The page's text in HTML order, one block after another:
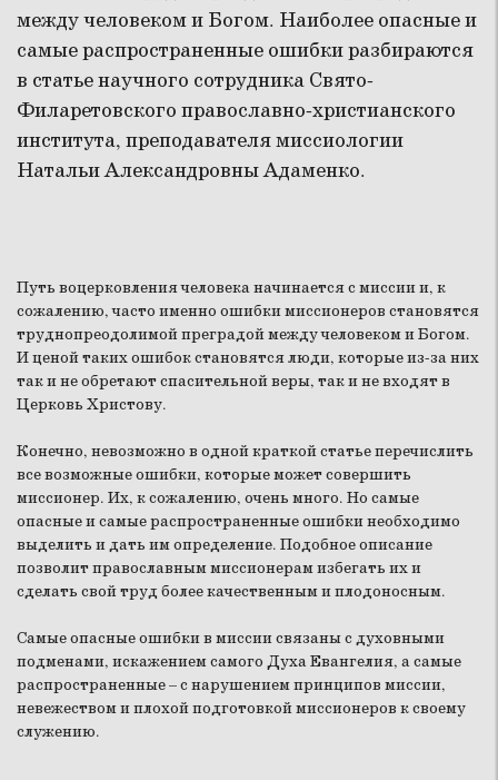
между человеком и Богом. Наиболее опасные и
самые распространенные ошибки разбираются
в статье научного сотрудника Свято-
Филаретовского православно-христианского
института, преподавателя миссиологии
Натальи Александровны Адаменко.
Путь воцерковления человека начинается с миссии и, к
сожалению, часто именно ошибки миссионеров становятся
труднопреодолимой преградой между человеком и Богом.
И ценой таких ошибок становятся люди, которые из-за них
так и не обретают спасительной веры, так и не входят в
Церковь Христову.
Конечно, невозможно в одной краткой статье перечислить
все возможные ошибки, которые может совершить
миссионер. Их, к сожалению, очень много. Но самые
опасные и самые распространенные ошибки необходимо
выделить и дать им определение. Подобное описание
позволит православным миссионерам избегать их и
сделать свой труд более качественным и плодоносным.
Самые опасные ошибки в миссии связаны с духовными
подменами, искажением самого Духа Евангелия, а самые
распространенные – с нарушением принципов миссии,
невежеством и плохой подготовкой миссионеров к своему
служению.